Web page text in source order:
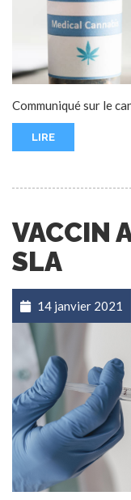
Communiqué sur le
LIRE
VACCIN
SLA
14 janvier 2021